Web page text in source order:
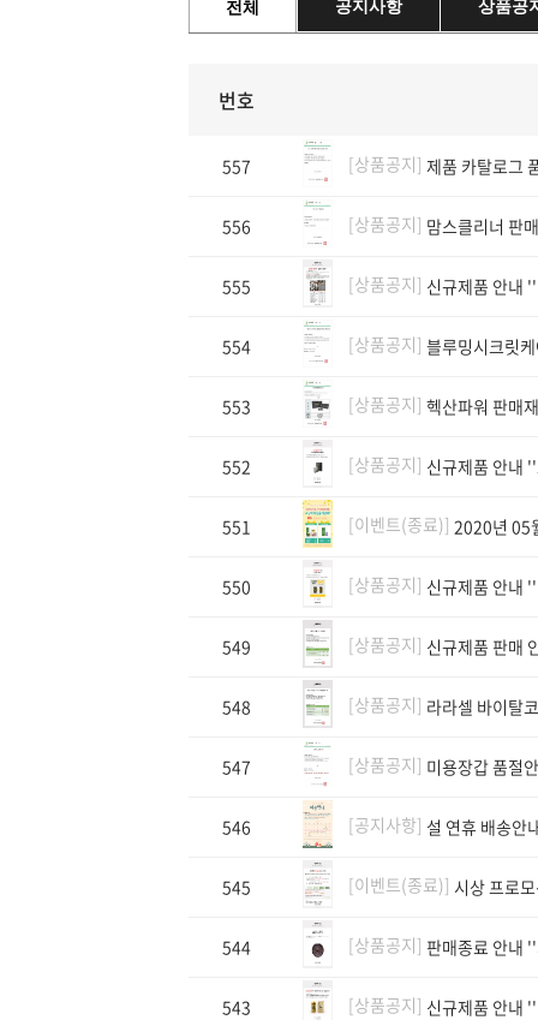
전체 공지사항 상품공
번호
557 [상품공지] 제품 카탈로그
556 [상품공지] 맘스클리너 판
555 [상품공지] 신규제품 안내
554 [상품공지] 블루밍시크릿
553 [상품공지] 헥산파워 판매
552 [상품공지] 신규제품 안내
551 [이벤트(종료)] 2020년 05
550 [상품공지] 신규제품 안내
549 [상품공지] 신규제품 판매
548 [상품공지] 라라셀 바이탈
547 [상품공지] 미용장갑 품절
546 [공지사항] 설 연휴 배송안
545 [이벤트(종료)] 시상 프로
544 [상품공지] 판매종료 안내
543 [상품공지] 신규제품 안내